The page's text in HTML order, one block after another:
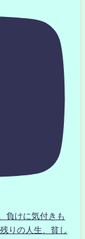
負けに気付きも
りの人生、貧し